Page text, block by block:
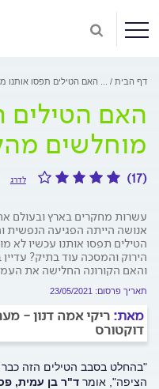
דף הבית האם הטילים תפסו אותנו
האם הטילים
מוחלשים
(17) לדרג
עשרות מחקרים בארץ ובעולם
אנושה הייתה הפגיעה הנפשית
הטילים תפסו אותנו עכשיו לא
הירוק והמסכה עוד בתיק?
והאם הקורונה החלישה את
תאריך פרסום: 23/05/2021
מאת: ריקי אמה דנון -
דוקטורס
"בהחלט בסבב הטילים הזה כבר
הציפה", אומר ד"ר בן עמית,